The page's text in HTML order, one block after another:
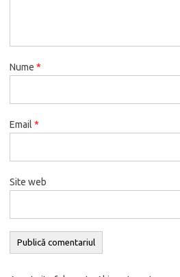
Nume *
Email *
Site web
Alternative: